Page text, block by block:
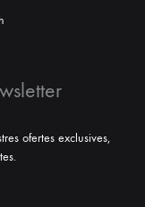
ofertes exclusives,